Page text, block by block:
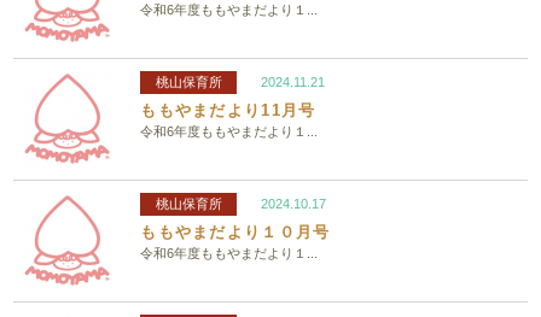
令和6年度ももやまだより１...
桃山保育所 2024.11.21
ももやまだより11月号
令和6年度ももやまだより１...
桃山保育所 2024.10.17
ももやまだより１０月号
令和6年度ももやまだより１...